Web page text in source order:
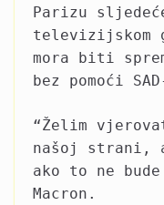
Parizu
televizijskom
mora biti
bez pomoći
“Želim
našoj strani,
ako to ne
Macron.